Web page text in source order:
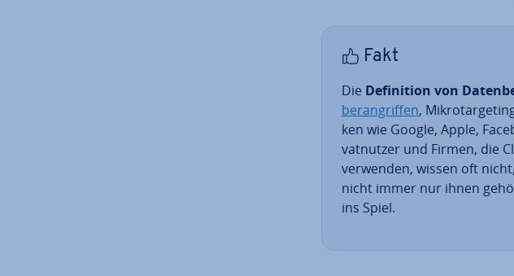
Fakt
Die De­fi­ni­ti­on von
ber­an­grif­fen,
ken wie Google, Apple,
vat­nut­zer und Firmen, die
verwenden, wissen oft
nicht immer nur ihnen
ins Spiel.